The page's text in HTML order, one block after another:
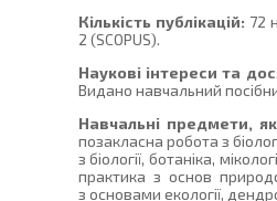
Кількість публікацій: 72
2 (SCOPUS).
Наукові інтереси та
Видано навчальний
Навчальні предмети,
позакласна робота з
з біології, ботаніка,
практика з основ
з основами екології,